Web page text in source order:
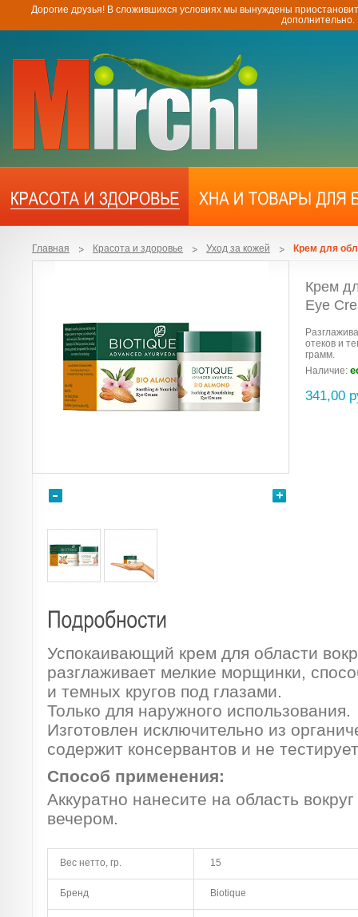
Дорогие друзья! В сложившихся условиях мы вынуждены
Главная Красота и здоровье Уход за кожей Крем для
Крем
Eye
отеков и
грамм.
Наличие:
341,00
Успокаивающий крем для области
разглаживает мелкие морщинки,
и темных кругов под глазами.
Только для наружного использования.
Изготовлен исключительно из
содержит консервантов и не
Способ применения:
Аккуратно нанесите на область
вечером.
Вес нетто, гр. 15
Бренд Biotique